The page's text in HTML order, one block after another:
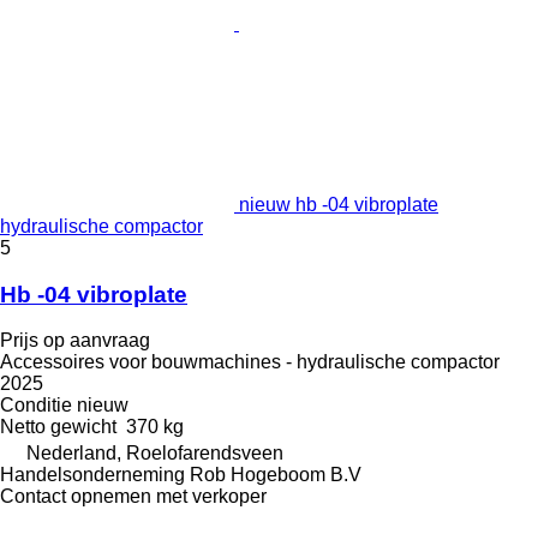
nieuw hb -04 vibroplate
hydraulische compactor
5
Hb -04 vibroplate
Prijs op aanvraag
Accessoires voor bouwmachines - hydraulische compactor
2025
Conditie nieuw
Netto gewicht 370 kg
Nederland, Roelofarendsveen
Handelsonderneming Rob Hogeboom B.V
Contact opnemen met verkoper